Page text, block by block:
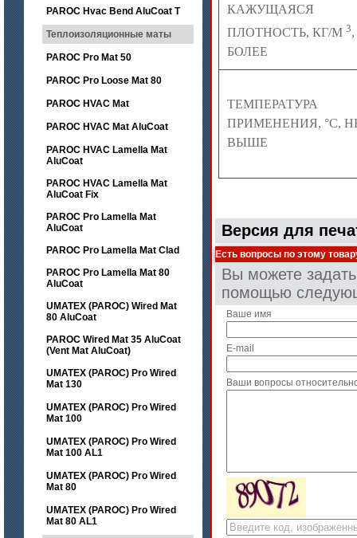
PAROC Hvac Bend AluCoat T
Теплоизоляционные маты
PAROC Pro Mat 50
PAROC Pro Loose Mat 80
PAROC HVAC Mat
PAROC HVAC Mat AluCoat
PAROC HVAC Lamella Mat
AluCoat
PAROC HVAC Lamella Mat
AluCoat Fix
PAROC Pro Lamella Mat
AluCoat
PAROC Pro Lamella Mat Clad
PAROC Pro Lamella Mat 80
AluCoat
UMATEX (PAROC) Wired Mat
80 AluCoat
PAROC Wired Mat 35 AluCoat
(Vent Mat AluCoat)
UMATEX (PAROC) Pro Wired
Mat 130
UMATEX (PAROC) Pro Wired
Mat 100
UMATEX (PAROC) Pro Wired
Mat 100 AL1
UMATEX (PAROC) Pro Wired
Mat 80
UMATEX (PAROC) Pro Wired
Mat 80 AL1
КАЖУЩАЯСЯ
ПЛОТНОСТЬ, КГ/М 3
БОЛЕЕ
ТЕМПЕРАТУРА
ПРИМЕНЕНИЯ, °С,
ВЫШЕ
Версия для
Есть вопросы по этому
Вы можете
помощью
Ваше имя
E-mail
Ваши вопросы